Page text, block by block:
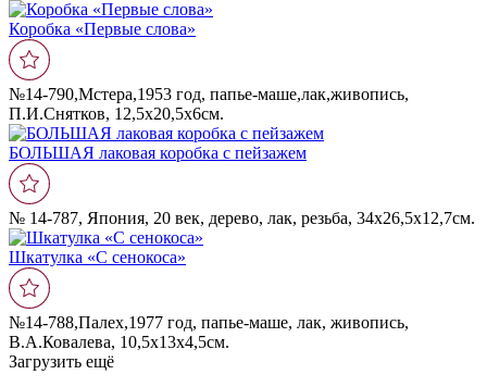
Коробка «Первые слова»
№14-790,Мстера,1953 год, папье-маше,лак,живопись,
П.И.Снятков, 12,5х20,5х6см.
БОЛЬШАЯ лаковая коробка с пейзажем
№ 14-787, Япония, 20 век, дерево, лак, резьба, 34х26,5х12,7см.
Шкатулка «С сенокоса»
№14-788,Палех,1977 год, папье-маше, лак, живопись,
В.А.Ковалева, 10,5х13х4,5см.
Загрузить ещё